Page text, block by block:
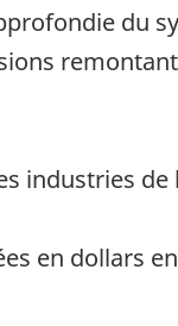
du
industries
en dollars